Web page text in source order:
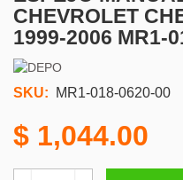
CHEVROLET
1999-2006 MR1-
SKU: MR1-018-0620-00
1,044.00